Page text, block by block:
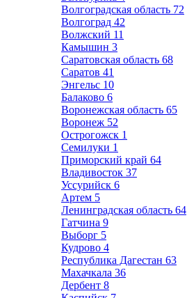
Волгоградская область 72
Волгоград 42
Волжский 11
Камышин 3
Саратовская область 68
Саратов 41
Энгельс 10
Балаково 6
Воронежская область 65
Воронеж 52
Острогожск 1
Семилуки 1
Приморский край 64
Владивосток 37
Уссурийск 6
Артем 5
Ленинградская область 64
Гатчина 9
Выборг 5
Кудрово 4
Республика Дагестан 63
Махачкала 36
Дербент 8